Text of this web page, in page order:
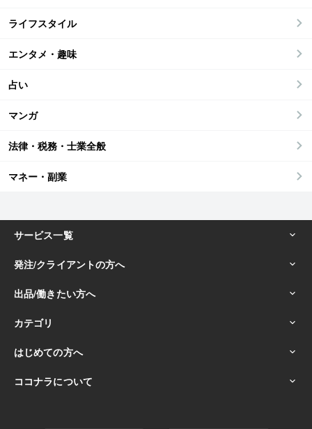
ライフスタイル
エンタメ・趣味
占い
マンガ
法律・税務・士業全般
マネー・副業